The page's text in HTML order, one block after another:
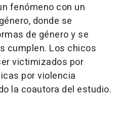
fenómeno con un
donde se
de género y se
cumplen. Los chicos
victimizados por
por violencia
la coautora del estudio.